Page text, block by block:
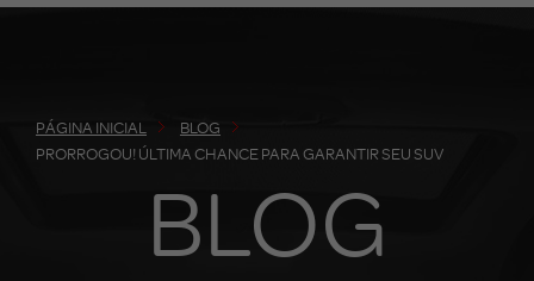
PÁGINA INICIAL
BLOG
PRORROGOU! ÚLTIMA CHANCE PARA GARANTIR SEU SUV
BLOG